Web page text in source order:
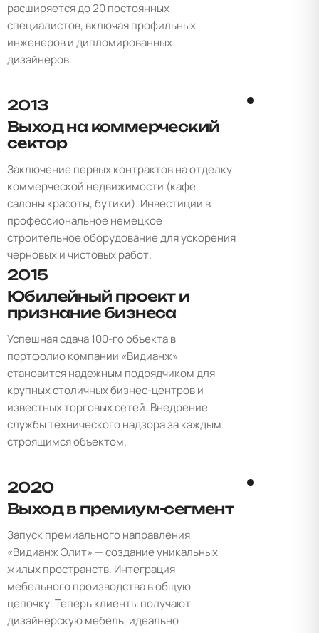
расширяется до 20 постоянных
специалистов, включая профильных
инженеров и дипломированных
дизайнеров.
2013
Выход на коммерческий
сектор
Заключение первых контрактов на отделку
коммерческой недвижимости (кафе,
салоны красоты, бутики). Инвестиции в
профессиональное немецкое
строительное оборудование для ускорения
черновых и чистовых работ.
2015
Юбилейный проект и
признание бизнеса
Успешная сдача 100-го объекта в
портфолио компании «Видианж»
становится надежным подрядчиком для
крупных столичных бизнес-центров и
известных торговых сетей. Внедрение
службы технического надзора за каждым
строящимся объектом.
2020
Выход в премиум-сегмент
Запуск премиального направления
«Видианж Элит» — создание уникальных
жилых пространств. Интеграция
мебельного производства в общую
цепочку. Теперь клиенты получают
дизайнерскую мебель, идеально